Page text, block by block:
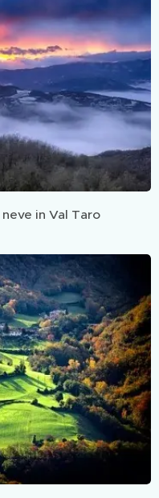
in Val Taro